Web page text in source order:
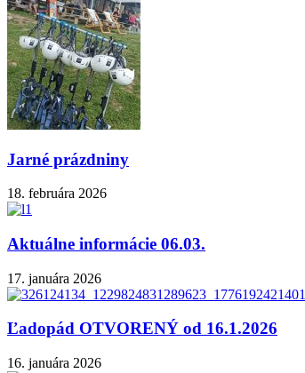
Jarné prázdniny
18. februára 2026
Aktuálne informácie 06.03.
17. januára 2026
Ľadopád OTVORENÝ od 16.1.2026
16. januára 2026